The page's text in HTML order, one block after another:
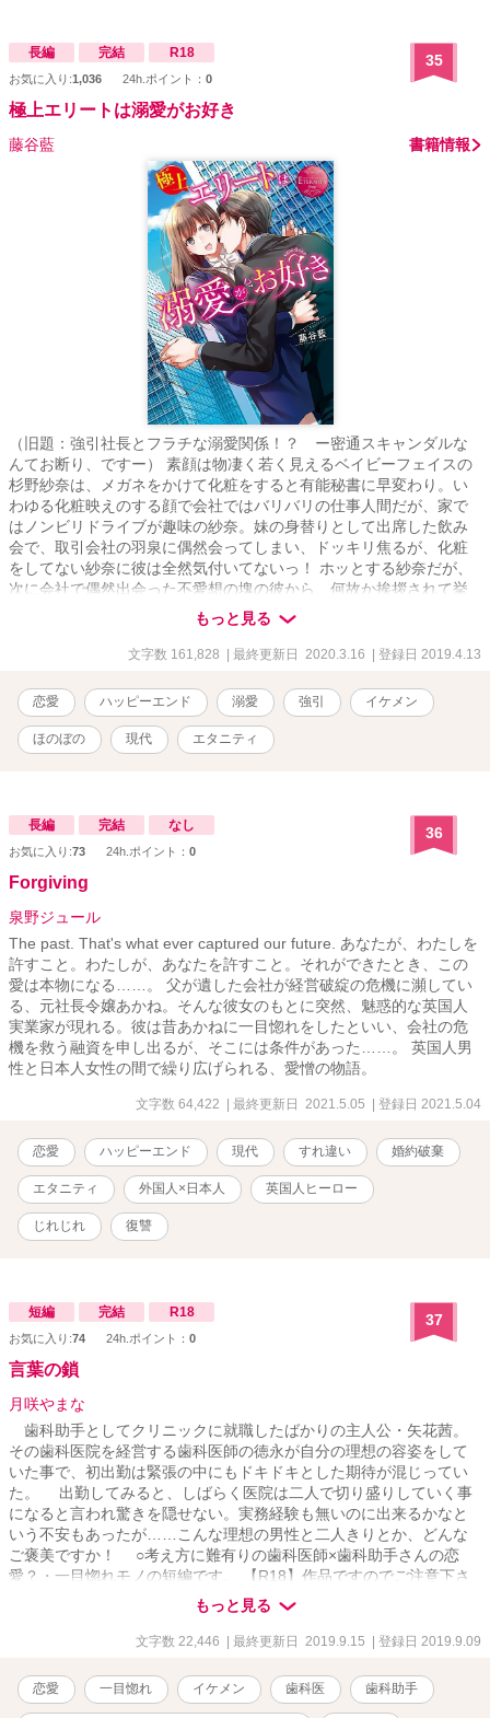
ブストリー。 共にその想いは成長していく。大人の恋の姿に…… そ
して僕らは……。
長編 完結 R18
お気に入り:1,036 24h.ポイント： 0
35
極上エリートは溺愛がお好き
藤谷藍 書籍情報
（旧題：強引社長とフラチな溺愛関係！？ ー密通スキャンダルな
んてお断り、ですー） 素顔は物凄く若く見えるベイビーフェイスの
杉野紗奈は、メガネをかけて化粧をすると有能秘書に早変わり。い
わゆる化粧映えのする顔で会社ではバリバリの仕事人間だが、家で
はノンビリドライブが趣味の紗奈。妹の身替りとして出席した飲み
会で、取引会社の羽泉に偶然会ってしまい、ドッキリ焦るが、化粧
をしてない紗奈に彼は全然気付いてないっ！ ホッとする紗奈だが、
次に会社で偶然出会った不愛想の塊の彼から、何故か挨拶されて挙
句にデートまで・・・ 元彼との経験から強引なイケメンは苦手だっ
た紗奈。でも何故か、羽泉からのグイグイ来るアプローチには嫌悪
感がわかないし、「もっと、俺に関心を持て！」と迫られ、そんな
たっぷりなイケメンで・・・ 過去の恋の痛手から、一目惚れしたこ
とに気付いていない、そんな紗奈のシンデレラストーリーです。
もっと見る
文字数 161,828 | 最終更新日 2020.3.16 | 登録日 2019.4.13
恋愛 ハッピーエンド 溺愛 強引 イケメン
ほのぼの 現代 エタニティ
長編 完結 なし
お気に入り:73 24h.ポイント： 0
36
Forgiving
泉野ジュール
The past. That's what ever captured our future. あなたが、わたしを
許すこと。わたしが、あなたを許すこと。それができたとき、この
愛は本物になる……。 父が遺した会社が経営破綻の危機に瀕してい
る、元社長令嬢あかね。そんな彼女のもとに突然、魅惑的な英国人
実業家が現れる。彼は昔あかねに一目惚れをしたといい、会社の危
機を救う融資を申し出るが、そこには条件があった……。 英国人男
性と日本人女性の間で繰り広げられる、愛憎の物語。
文字数 64,422 | 最終更新日 2021.5.05 | 登録日 2021.5.04
恋愛 ハッピーエンド 現代 すれ違い 婚約破棄
エタニティ 外国人×日本人 英国人ヒーロー
じれじれ 復讐
短編 完結 R18
お気に入り:74 24h.ポイント： 0
37
言葉の鎖
月咲やまな
歯科助手としてクリニックに就職したばかりの主人公・矢花茜。
その歯科医院を経営する歯科医師の徳永が自分の理想の容姿をして
いた事で、初出勤は緊張の中にもドキドキとした期待が混じってい
た。 出勤してみると、しばらく医院は二人で切り盛りしていく事
になると言われ驚きを隠せない。実務経験も無いのに出来るかなと
いう不安もあったが……こんな理想の男性と二人きりとか、どんな
ご褒美ですか！ ○考え方に難有りの歯科医師×歯科助手さんの恋
愛？・一目惚れモノの短編です。 【R18】作品ですのでご注意下さ
い。 【関連作品】 完結済作品の短編集『童話に対して思うこと…
作品ミックス・一話完結・徳永×茜の場合』
もっと見る
文字数 22,446 | 最終更新日 2019.9.15 | 登録日 2019.9.09
恋愛 一目惚れ イケメン 歯科医 歯科助手